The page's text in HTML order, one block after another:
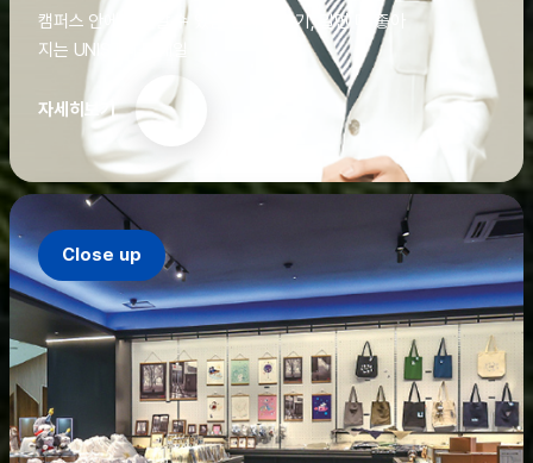
캠퍼스 안에서만 알 수 있는 진짜 이야기, 알면 더 좋아
지는 UNIST의 디테일
자세히보기
Close up